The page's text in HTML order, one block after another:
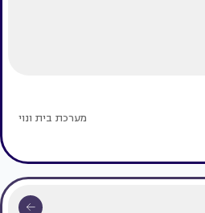
מערכת בית ונוי